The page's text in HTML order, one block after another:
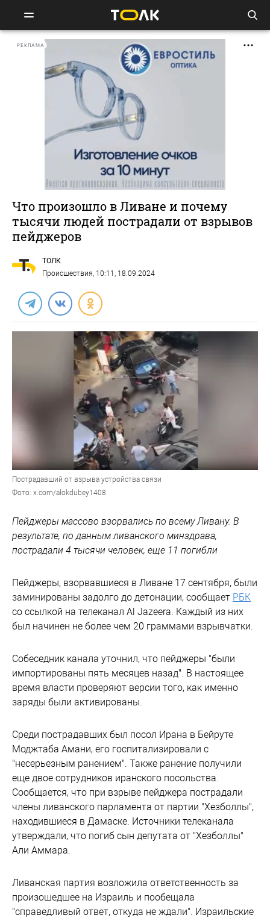
РЕКЛАМА
Что произошло в Ливане и почему
тысячи людей пострадали от взрывов
пейджеров
ТОЛК
Происшествия, 10:11, 18.09.2024
Пострадавший от взрыва устройства связи
Фото: x.com/alokdubey1408
Пейджеры массово взорвались по всему Ливану. В
результате, по данным ливанского минздрава,
пострадали 4 тысячи человек, еще 11 погибли
Пейджеры, взорвавшиеся в Ливане 17 сентября, были
заминированы задолго до детонации, сообщает РБК
со ссылкой на телеканал Al Jazeera. Каждый из них
был начинен не более чем 20 граммами взрывчатки.
Собеседник канала уточнил, что пейджеры "были
импортированы пять месяцев назад". В настоящее
время власти проверяют версии того, как именно
заряды были активированы.
Среди пострадавших был посол Ирана в Бейруте
Моджтаба Амани, его госпитализировали с
"несерьезным ранением". Также ранение получили
еще двое сотрудников иранского посольства.
Сообщается, что при взрыве пейджера пострадали
члены ливанского парламента от партии "Хезболлы",
находившиеся в Дамаске. Источники телеканала
утверждали, что погиб сын депутата от "Хезболлы"
Али Аммара.
Ливанская партия возложила ответственность за
произошедшее на Израиль и пообещала
"справедливый ответ, откуда не ждали". Израильские